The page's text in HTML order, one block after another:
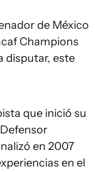
de México
Champions
disputar, este
que inició su
en 2007
en el